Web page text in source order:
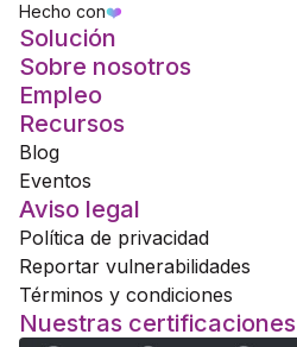
Hecho con❤️
Solución
Sobre nosotros
Empleo
Recursos
Blog
Eventos
Aviso legal
Política de privacidad
Reportar vulnerabilidades
Términos y condiciones
Nuestras certificaciones